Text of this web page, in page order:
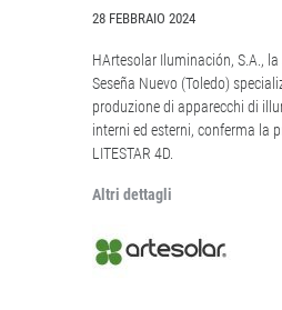
28 FEBBRAIO 2024
HArtesolar Iluminación, S.A.,
Seseña Nuevo (Toledo)
produzione di apparecchi di
interni ed esterni, conferma la
LITESTAR 4D.
Altri dettagli